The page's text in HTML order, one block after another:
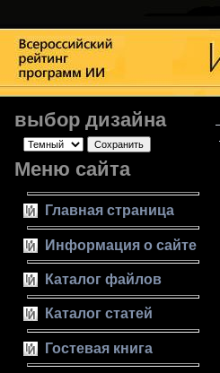
выбор дизайна
Меню сайта
Главная страница
Информация о сайте
Каталог файлов
Каталог статей
Гостевая книга